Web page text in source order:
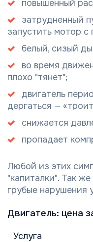
повышенный
затрудненный
запустить мотор с
белый, сизый
во время
плохо "тянет";
двигатель
дергаться —
снижается
пропадает
Любой из этих
"капиталки". Так
грубые нарушения
Двигатель: цена
Услуга